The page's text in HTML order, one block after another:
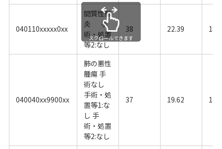
040110xxxxx0xx
間質性肺
炎 手
術・処置
等2:なし
38 22.39
040040xx9900xx
肺の悪性
腫瘍 手
術なし
手術・処
置等1:な
し 手
術・処置
等2:なし
37 19.62
スクロールできます